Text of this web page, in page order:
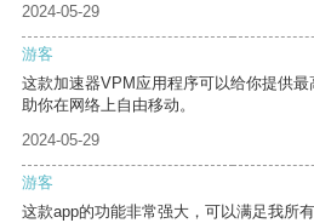
2024-05-29
游客
这款加速器VPM应用程序可以给你提供
助你在网络上自由移动。
2024-05-29
游客
这款app的功能非常强大，可以满足我所